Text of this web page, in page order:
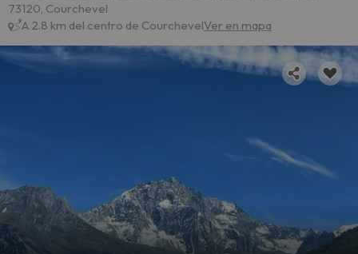
73120, Courchevel
A 2.8 km del centro de CourchevelVer en mapa